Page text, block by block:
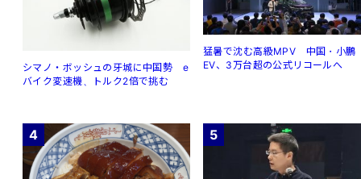
シマノ・ボッシュの牙城に中国勢 e
バイク変速機、トルク2倍で挑む
猛暑で沈む高級MPV 中国・小鵬
EV、3万台超の公式リコールへ
4 5